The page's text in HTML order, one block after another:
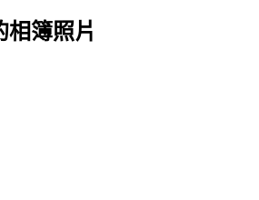
簿照片